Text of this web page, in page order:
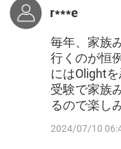
r***e
毎年、家族
行くのが恒
にはOlight
受験で家族
るので楽し
2024/07/10